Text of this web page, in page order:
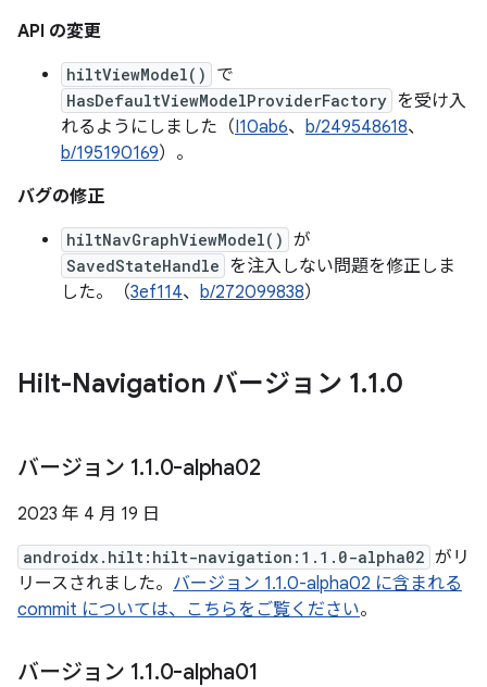
API の変更
hiltViewModel() で
HasDefaultViewModelProviderFactory を受け入
れるようにしました（I10ab6、 b/249548618、
b/195190169）。
バグの修正
hiltNavGraphViewModel() が
SavedStateHandle を注入しない問題を修正しま
した。（3ef114、 b/272099838）
Hilt-Navigation バージョン 1.1.0
バージョン 1.1.0-alpha02
2023 年 4 月 19 日
androidx.hilt:hilt-navigation:1.1.0-alpha02 がリ
リースされました。 バージョン 1.1.0-alpha02 に含まれる
commit については、こちらをご覧ください。
バージョン 1.1.0-alpha01